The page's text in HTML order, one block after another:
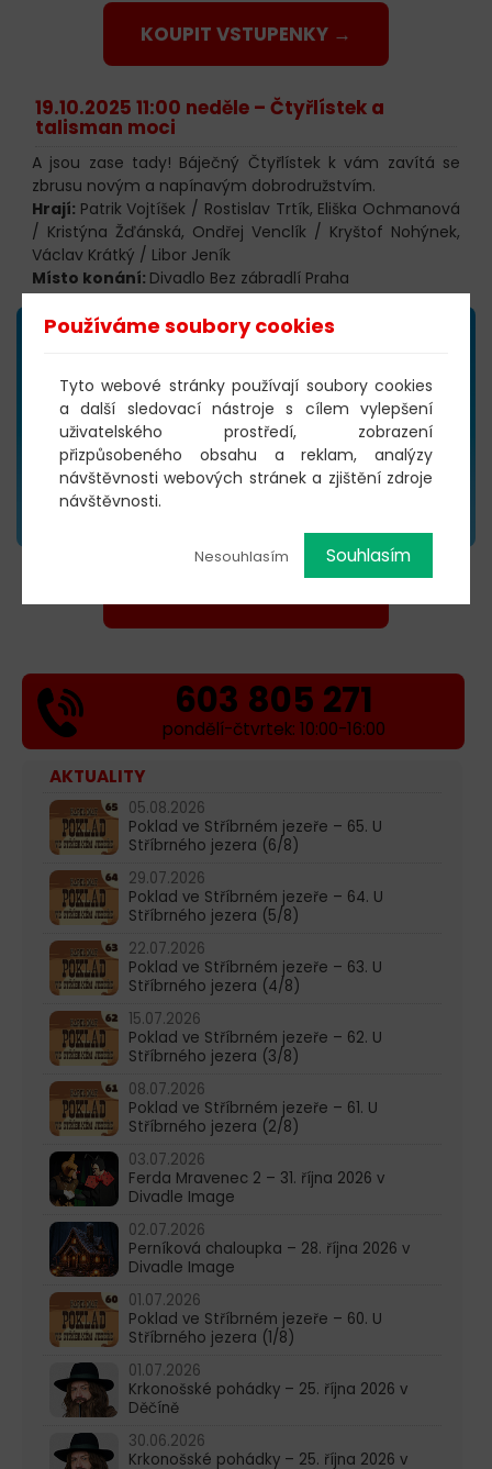
KOUPIT VSTUPENKY →
19.10.2025 11:00 neděle – Čtyřlístek a
talisman moci
A jsou zase tady! Báječný Čtyřlístek k vám zavítá se
zbrusu novým a napínavým dobrodružstvím.
Hrají: Patrik Vojtíšek / Rostislav Trtík, Eliška Ochmanová
/ Kristýna Žďánská, Ondřej Venclík / Kryštof Nohýnek,
Václav Krátký / Libor Jeník
Místo konání: Divadlo Bez zábradlí Praha
603 805 271
pondělí-čtvrtek: 10:00-16:00
AKTUALITY
05.08.2026
Poklad ve Stříbrném jezeře – 65. U
Stříbrného jezera (6/8)
29.07.2026
Poklad ve Stříbrném jezeře – 64. U
Stříbrného jezera (5/8)
22.07.2026
Poklad ve Stříbrném jezeře – 63. U
Stříbrného jezera (4/8)
15.07.2026
Poklad ve Stříbrném jezeře – 62. U
Stříbrného jezera (3/8)
08.07.2026
Poklad ve Stříbrném jezeře – 61. U
Stříbrného jezera (2/8)
03.07.2026
Ferda Mravenec 2 – 31. října 2026 v
Divadle Image
02.07.2026
Perníková chaloupka – 28. října 2026 v
Divadle Image
01.07.2026
Poklad ve Stříbrném jezeře – 60. U
Stříbrného jezera (1/8)
01.07.2026
Krkonošské pohádky – 25. října 2026 v
Děčíně
30.06.2026
Krkonošské pohádky – 25. října 2026 v
Používáme soubory cookies
Tyto webové stránky používají soubory cookies
a další sledovací nástroje s cílem vylepšení
uživatelského prostředí, zobrazení
přizpůsobeného obsahu a reklam, analýzy
návštěvnosti webových stránek a zjištění zdroje
návštěvnosti.
Nesouhlasím Souhlasím